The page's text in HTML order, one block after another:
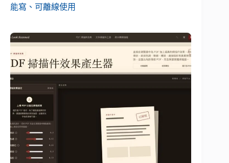
能寫、可離線使用